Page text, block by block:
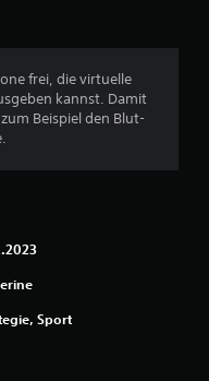
g
e
n
frei, die virtuelle
kannst. Damit
Beispiel den Blut-
Sport